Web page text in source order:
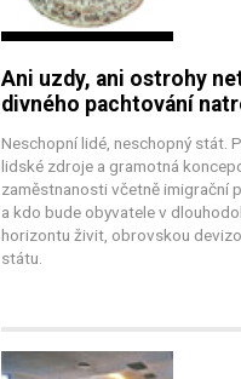
Ani uzdy, ani ostrohy
divného pachtování
Neschopní lidé, neschopný stát.
lidské zdroje a gramotná
zaměstnanosti včetně imigrační
a kdo bude obyvatele v
horizontu živit, obrovskou
státu.